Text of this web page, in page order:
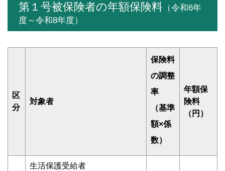
第１号被保険者の年額保険料（令和6年
度～令和8年度）
区
分
対象者
保険料
の調整
率
（基準
額×係
数）
年額保
険料
（円）
生活保護受給者